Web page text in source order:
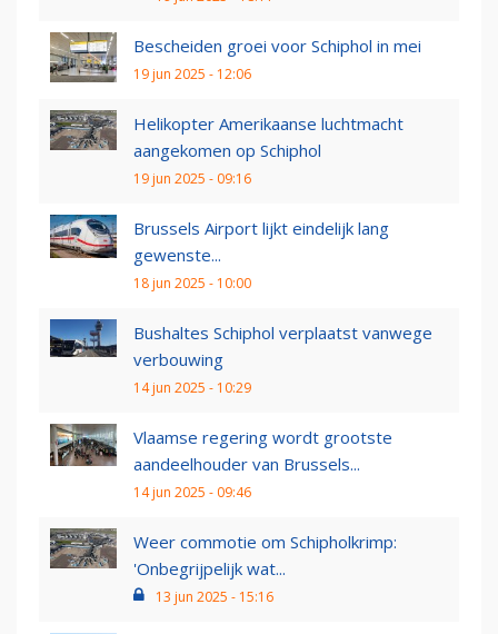
Bescheiden groei voor Schiphol in mei
19 jun 2025 - 12:06
Helikopter Amerikaanse luchtmacht
aangekomen op Schiphol
19 jun 2025 - 09:16
Brussels Airport lijkt eindelijk lang
gewenste...
18 jun 2025 - 10:00
Bushaltes Schiphol verplaatst vanwege
verbouwing
14 jun 2025 - 10:29
Vlaamse regering wordt grootste
aandeelhouder van Brussels...
14 jun 2025 - 09:46
Weer commotie om Schipholkrimp:
'Onbegrijpelijk wat...
13 jun 2025 - 15:16